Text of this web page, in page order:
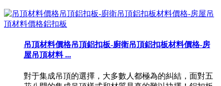
吊頂材料價格吊頂鋁扣板-廚衛吊頂鋁扣板材料價格-房
屋吊頂材料 ...
對于集成吊頂的選擇，大多數人都極為的糾結，面對五